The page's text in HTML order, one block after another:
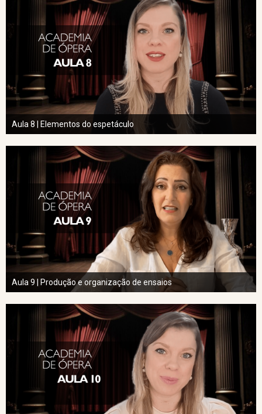
Aula 8 | Elementos do espetáculo
Aula 9 | Produção e organização de ensaios